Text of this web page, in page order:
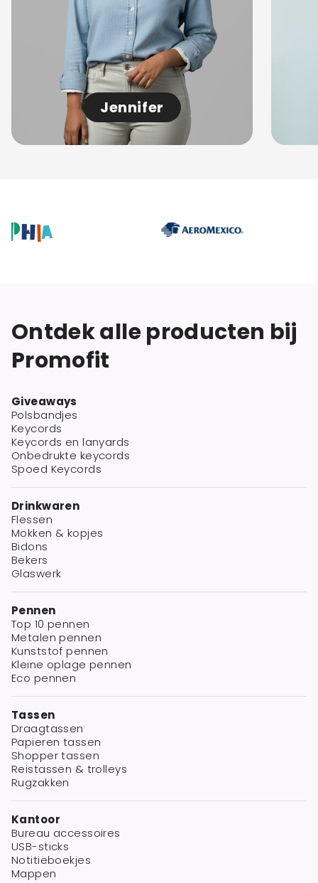
Jennifer
Ontdek alle producten bij
Promofit
Giveaways
Polsbandjes
Keycords
Keycords en lanyards
Onbedrukte keycords
Spoed Keycords
Drinkwaren
Flessen
Mokken & kopjes
Bidons
Bekers
Glaswerk
Pennen
Top 10 pennen
Metalen pennen
Kunststof pennen
Kleine oplage pennen
Eco pennen
Tassen
Draagtassen
Papieren tassen
Shopper tassen
Reistassen & trolleys
Rugzakken
Kantoor
Bureau accessoires
USB-sticks
Notitieboekjes
Mappen